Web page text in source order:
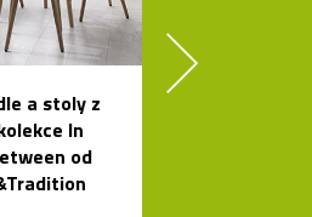
a stoly z
In
od